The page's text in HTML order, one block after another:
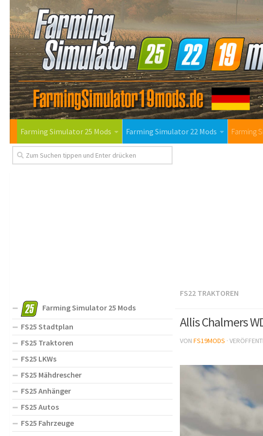
Farming Simulator 25 Mods Farming Simulator 22 Mods Farming
FS22 TRAKTOREN
Allis Chalmers
VON FS19MODS ·
Farming Simulator 25 Mods
FS25 Stadtplan
FS25 Traktoren
FS25 LKWs
FS25 Mähdrescher
FS25 Anhänger
FS25 Autos
FS25 Fahrzeuge